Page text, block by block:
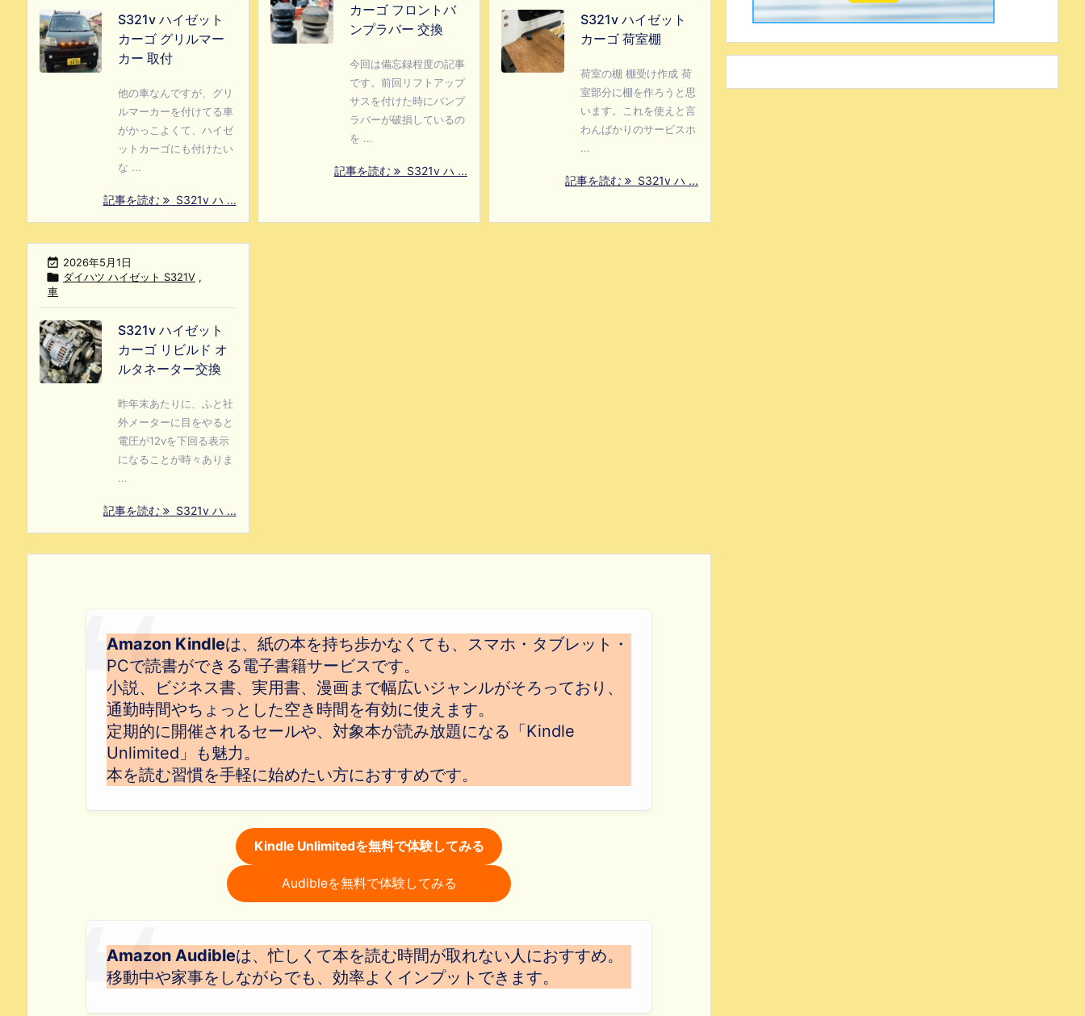
S321v ハイゼット
カーゴ グリルマー
カー 取付
他の車なんですが、グリ
ルマーカーを付けてる車
がかっこよくて、ハイゼ
ットカーゴにも付けたい
な ...
記事を読む S321v ハ ...
カーゴ フロントバ
ンプラバー 交換
今回は備忘録程度の記事
です。前回リフトアップ
サスを付けた時にバンプ
ラバーが破損しているの
を ...
記事を読む S321v ハ ...
S321v ハイゼット
カーゴ 荷室棚
荷室の棚 棚受け作成 荷
室部分に棚を作ろうと思
います。これを使えと言
わんばかりのサービスホ
...
記事を読む S321v ハ ...
 2026年5月1日
 ダイハツ ハイゼット S321V ,
車
S321v ハイゼット
カーゴ リビルド オ
ルタネーター交換
昨年末あたりに、ふと社
外メーターに目をやると
電圧が12vを下回る表示
になることが時々ありま
...
記事を読む S321v ハ ...
Amazon Kindleは、紙の本を持ち歩かなくても、スマホ・タブレット・
PCで読書ができる電子書籍サービスです。
小説、ビジネス書、実用書、漫画まで幅広いジャンルがそろっており、
通勤時間やちょっとした空き時間を有効に使えます。
定期的に開催されるセールや、対象本が読み放題になる「Kindle
Unlimited」も魅力。
本を読む習慣を手軽に始めたい方におすすめです。
Kindle Unlimitedを無料で体験してみる
Audibleを無料で体験してみる
Amazon Audibleは、忙しくて本を読む時間が取れない人におすすめ。
移動中や家事をしながらでも、効率よくインプットできます。